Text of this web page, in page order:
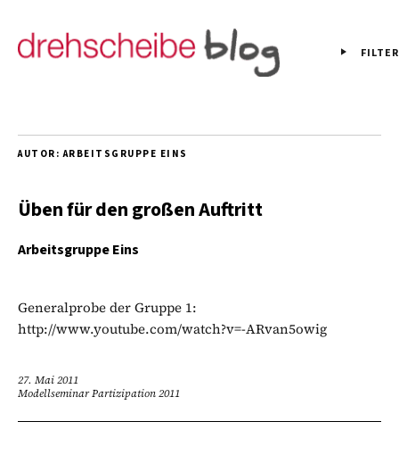
FILTER
AUTOR:ARBEITSGRUPPE EINS
Üben für den großen Auftritt
Arbeitsgruppe Eins
Generalprobe der Gruppe 1:
http://www.youtube.com/watch?v=-ARvan5owig
27. Mai 2011
Modellseminar Partizipation 2011